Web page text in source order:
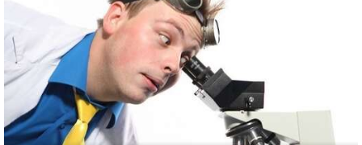
+10